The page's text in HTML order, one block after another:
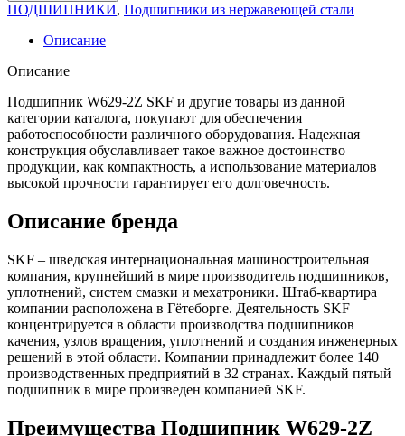
ПОДШИПНИКИ, Подшипники из нержавеющей стали
Описание
Описание
Подшипник W629-2Z SKF и другие товары из данной
категории каталога, покупают для обеспечения
работоспособности различного оборудования. Надежная
конструкция обуславливает такое важное достоинство
продукции, как компактность, а использование материалов
высокой прочности гарантирует его долговечность.
Описание бренда
SKF – шведская интернациональная машиностроительная
компания, крупнейший в мире производитель подшипников,
уплотнений, систем смазки и мехатроники. Штаб-квартира
компании расположена в Гётеборге. Деятельность SKF
концентрируется в области производства подшипников
качения, узлов вращения, уплотнений и создания инженерных
решений в этой области. Компании принадлежит более 140
производственных предприятий в 32 странах. Каждый пятый
подшипник в мире произведен компанией SKF.
Преимущества Подшипник W629-2Z